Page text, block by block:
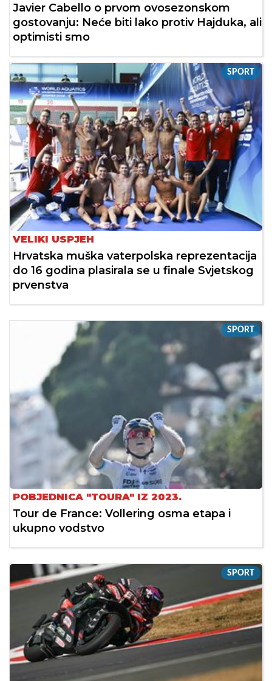
Javier Cabello o prvom ovosezonskom
gostovanju: Neće biti lako protiv Hajduka, ali
optimisti smo
SPORT
VELIKI USPJEH
Hrvatska muška vaterpolska reprezentacija
do 16 godina plasirala se u finale Svjetskog
prvenstva
SPORT
POBJEDNICA "TOURA" IZ 2023.
Tour de France: Vollering osma etapa i
ukupno vodstvo
SPORT